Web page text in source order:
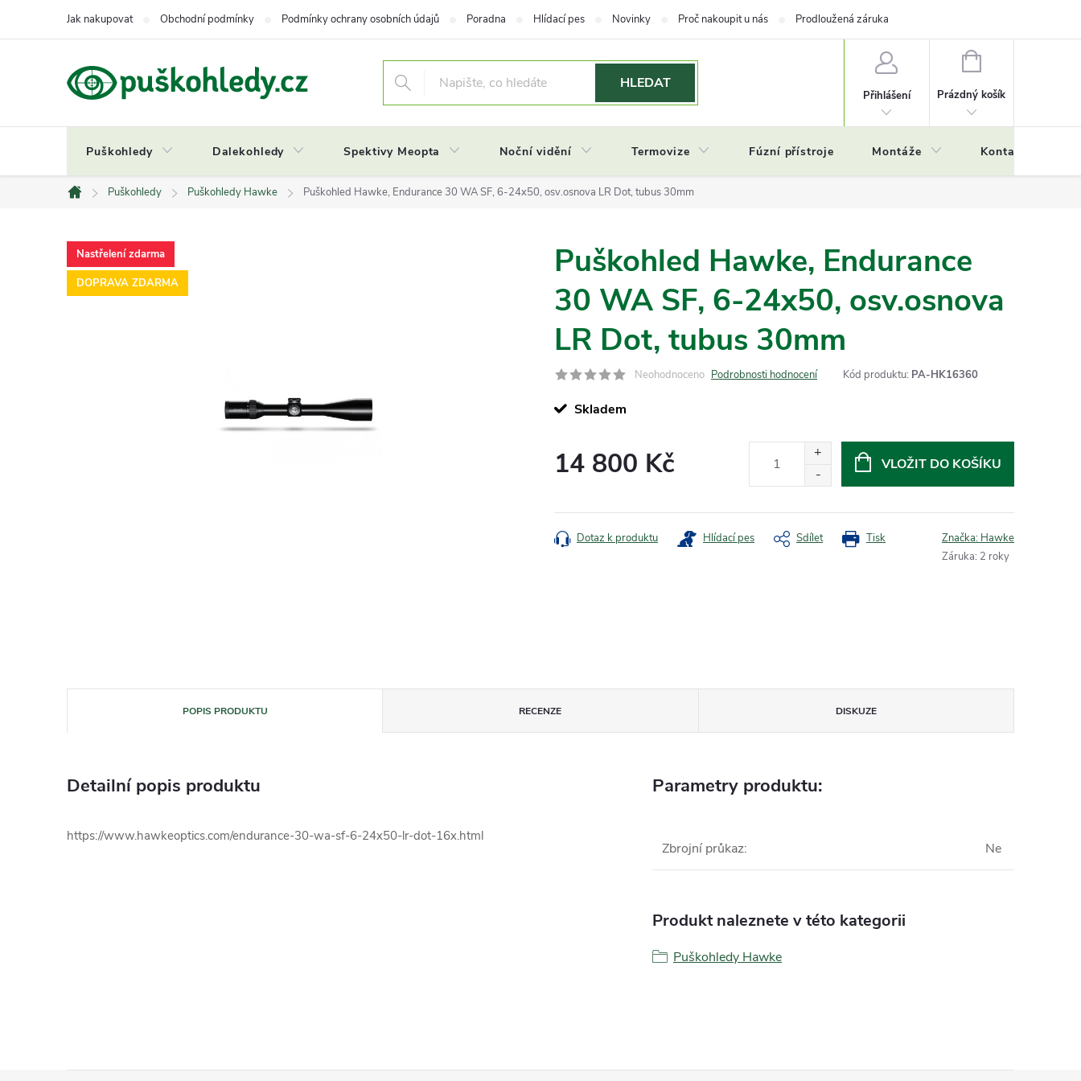
Jak nakupovat Obchodní podmínky Podmínky ochrany osobních údajů Poradna Hlídací pes Novinky Proč nakoupit u nás Prodloužená záruka
HLEDAT
Přihlášení
NÁKUPNÍ
Prázdný košík
Puškohledy Dalekohledy Spektivy Meopta Noční vidění Termovize Fúzní přístroje Montáže Kontakty
Domů
Puškohledy Puškohledy Hawke Puškohled Hawke, Endurance 30 WA SF, 6-24x50, osv.osnova LR Dot, tubus 30mm
Nastřelení zdarma
DOPRAVA ZDARMA
Puškohled Hawke, Endurance
30 WA SF, 6-24x50, osv.osnova
LR Dot, tubus 30mm
Neohodnoceno Podrobnosti hodnocení Kód produktu: PA-HK16360
Skladem
14 800 Kč VLOŽIT DO KOŠÍKU
Tisk
Dotaz k produktu Hlídací pes Sdílet Značka: Hawke
Záruka: 2 roky
POPIS PRODUKTU RECENZE DISKUZE
Detailní popis produktu
https://www.hawkeoptics.com/endurance-30-wa-sf-6-24x50-lr-dot-16x.html
Parametry produktu:
Zbrojní průkaz: Ne
Produkt naleznete v této kategorii
Puškohledy Hawke